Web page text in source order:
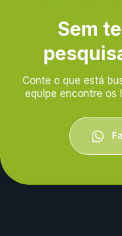
Sem
Conte o que está
equipe encontre os